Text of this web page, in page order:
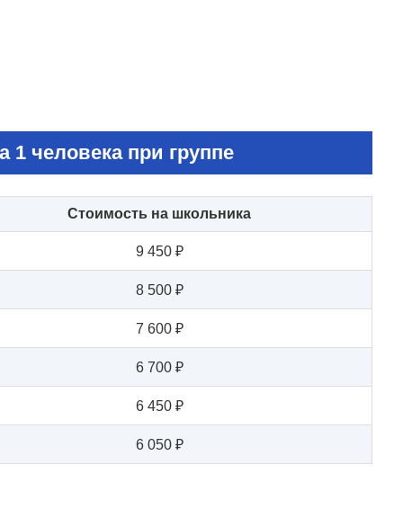
1 человека при группе
Стоимость на школьника
9 450 ₽
8 500 ₽
7 600 ₽
6 700 ₽
6 450 ₽
6 050 ₽